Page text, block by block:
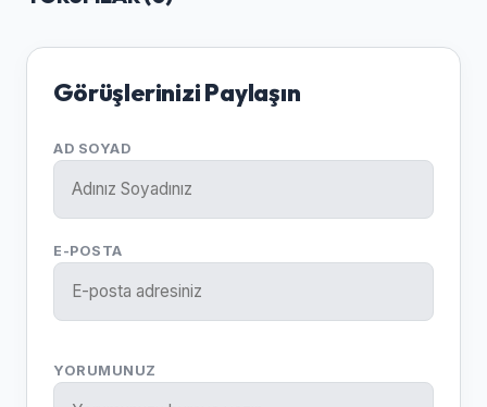
Görüşlerinizi Paylaşın
AD SOYAD
E-POSTA
YORUMUNUZ